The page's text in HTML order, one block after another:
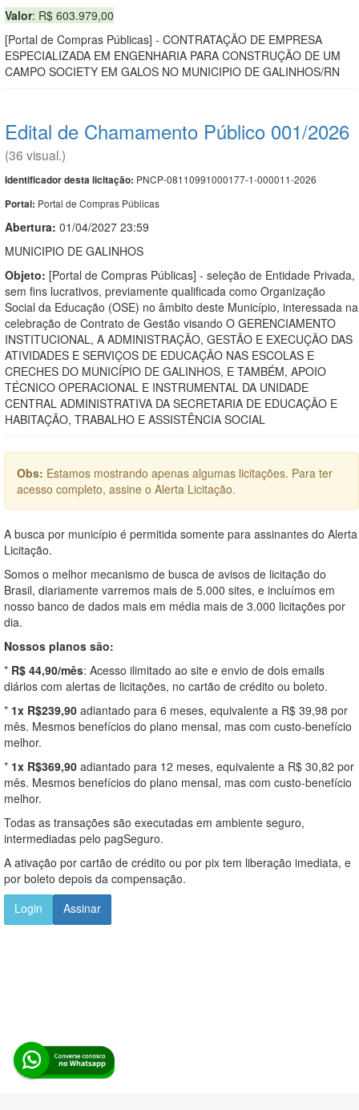
Valor: R$ 603.979,00
[Portal de Compras Públicas] - CONTRATAÇÃO DE EMPRESA
ESPECIALIZADA EM ENGENHARIA PARA CONSTRUÇÃO DE UM
CAMPO SOCIETY EM GALOS NO MUNICIPIO DE GALINHOS/RN
Edital de Chamamento Público 001/2026
(36 visual.)
Identificador desta licitação: PNCP-08110991000177-1-000011-2026
Portal: Portal de Compras Públicas
Abertura: 01/04/2027 23:59
MUNICIPIO DE GALINHOS
Objeto: [Portal de Compras Públicas] - seleção de Entidade Privada,
sem fins lucrativos, previamente qualificada como Organização
Social da Educação (OSE) no âmbito deste Município, interessada na
celebração de Contrato de Gestão visando O GERENCIAMENTO
INSTITUCIONAL, A ADMINISTRAÇÃO, GESTÃO E EXECUÇÃO DAS
ATIVIDADES E SERVIÇOS DE EDUCAÇÃO NAS ESCOLAS E
CRECHES DO MUNICÍPIO DE GALINHOS, E TAMBÉM, APOIO
TÉCNICO OPERACIONAL E INSTRUMENTAL DA UNIDADE
CENTRAL ADMINISTRATIVA DA SECRETARIA DE EDUCAÇÃO E
HABITAÇÃO, TRABALHO E ASSISTÊNCIA SOCIAL
Obs: Estamos mostrando apenas algumas licitações. Para ter
acesso completo, assine o Alerta Licitação.
A busca por município é permitida somente para assinantes do Alerta
Licitação.
Somos o melhor mecanismo de busca de avisos de licitação do
Brasil, diariamente varremos mais de 5.000 sites, e incluímos em
nosso banco de dados mais em média mais de 3.000 licitações por
dia.
Nossos planos são:
* R$ 44,90/mês: Acesso ilimitado ao site e envio de dois emails
diários com alertas de licitações, no cartão de crédito ou boleto.
* 1x R$239,90 adiantado para 6 meses, equivalente a R$ 39,98 por
mês. Mesmos benefícios do plano mensal, mas com custo-benefício
melhor.
* 1x R$369,90 adiantado para 12 meses, equivalente a R$ 30,82 por
mês. Mesmos benefícios do plano mensal, mas com custo-benefício
melhor.
Todas as transações são executadas em ambiente seguro,
intermediadas pelo pagSeguro.
A ativação por cartão de crédito ou por pix tem liberação imediata, e
por boleto depois da compensação.
Login
Assinar